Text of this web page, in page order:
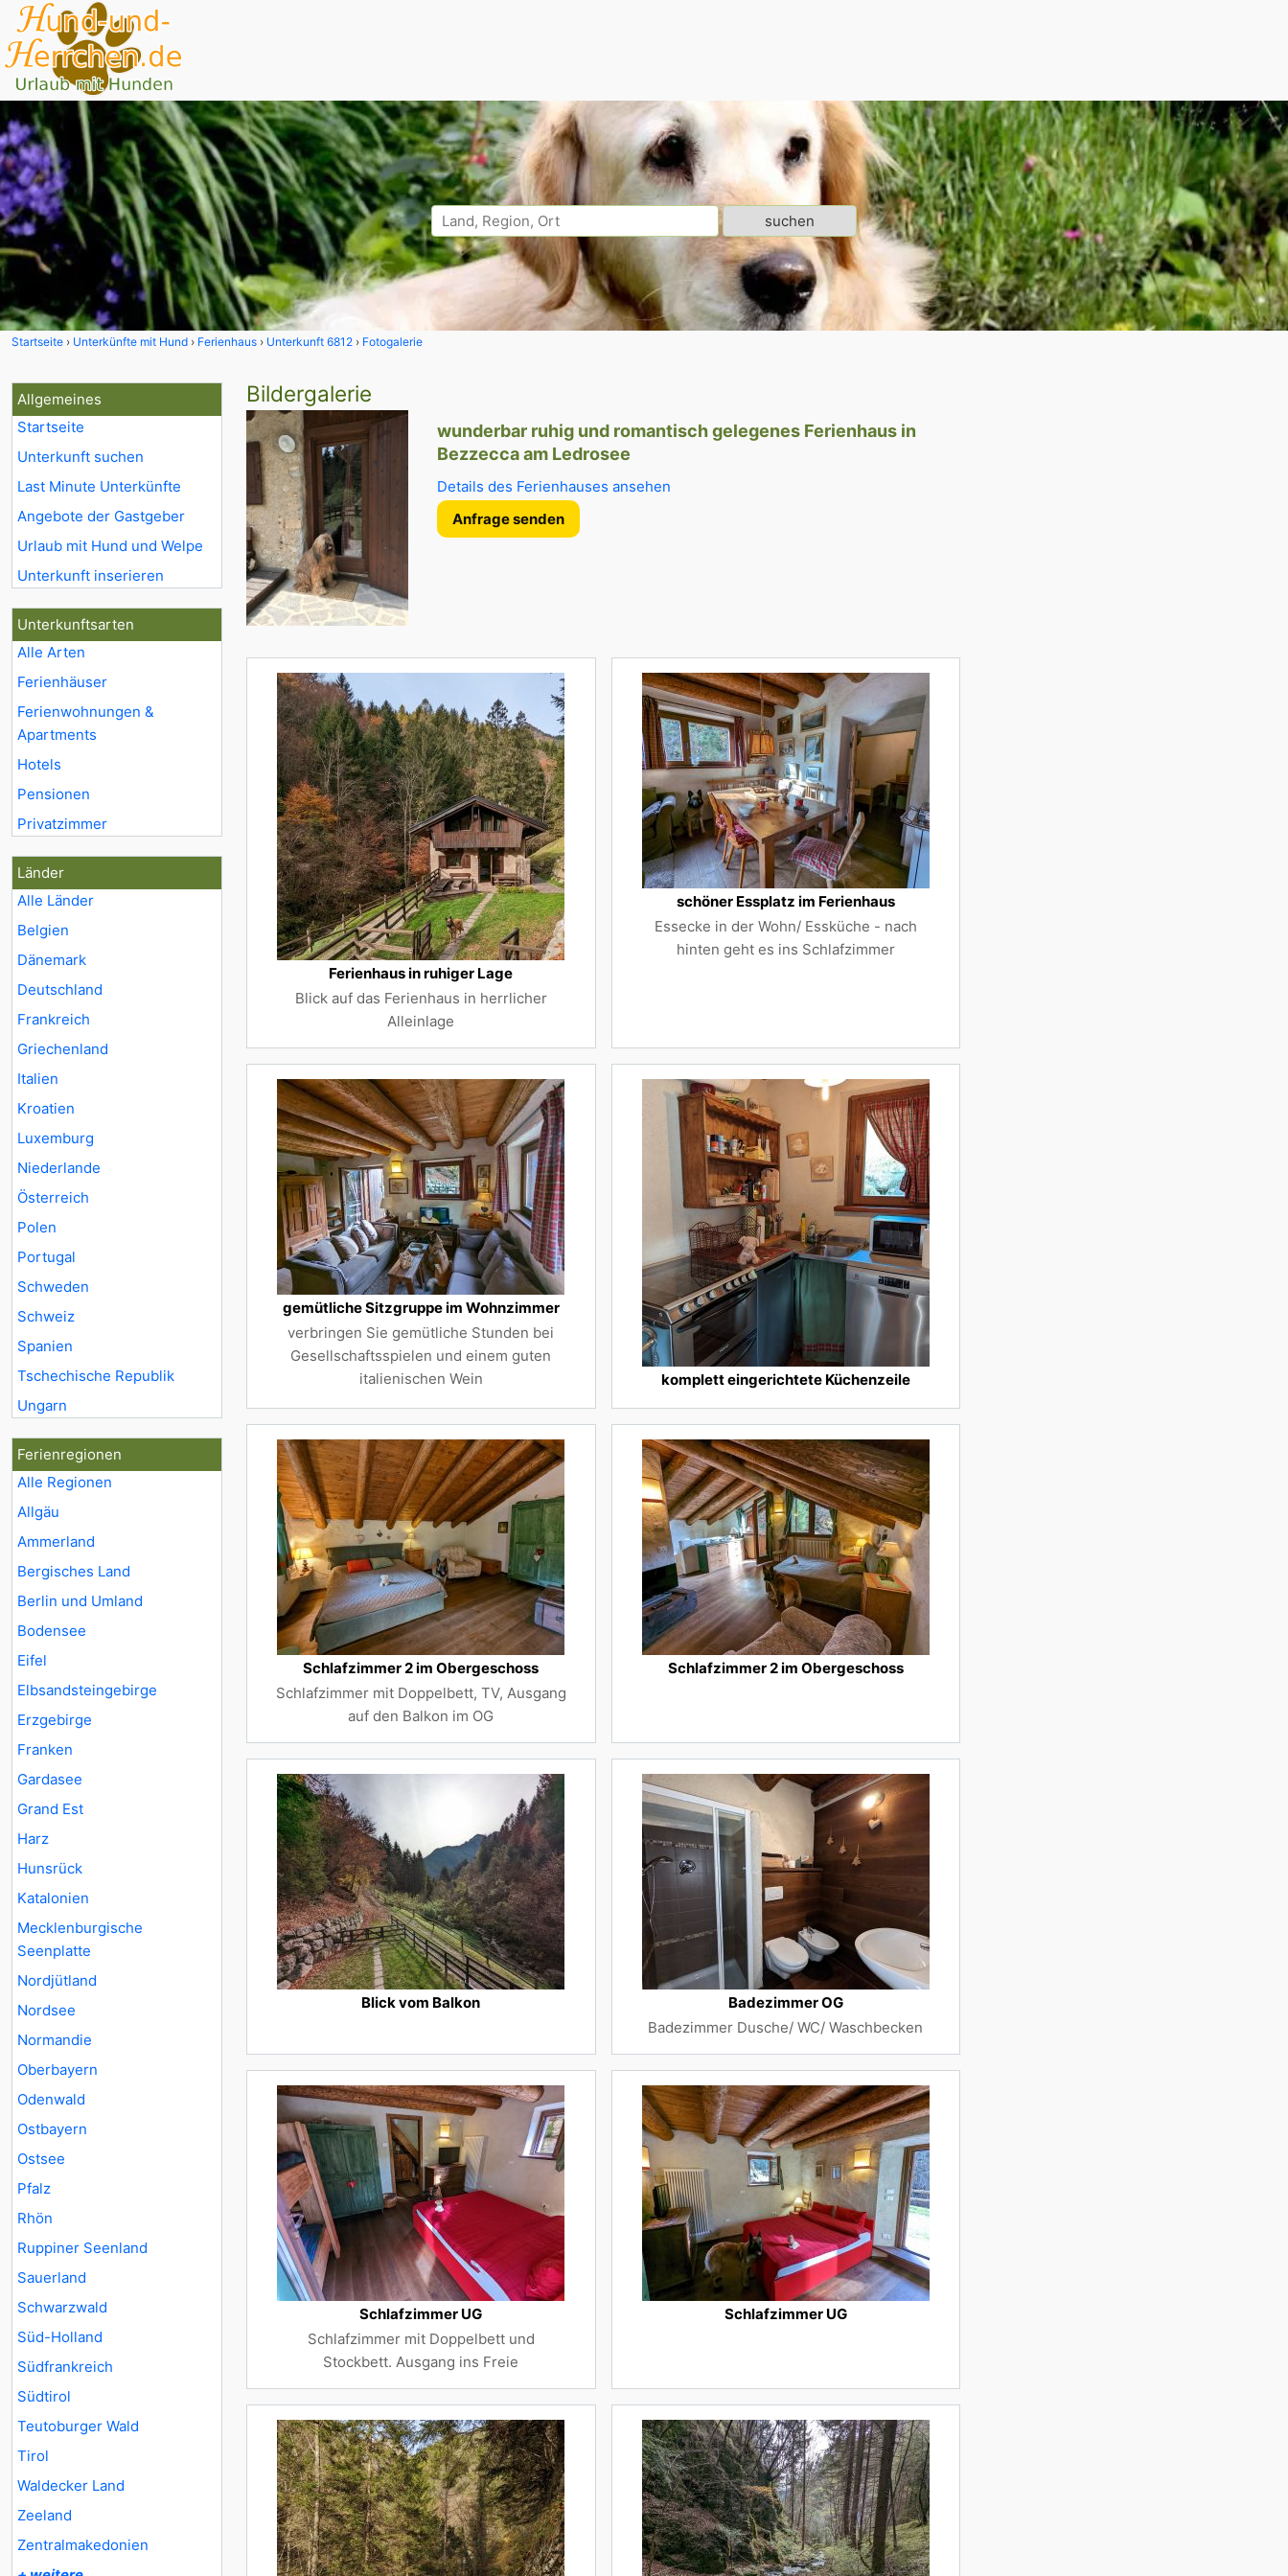
Startseite Unterkünfte mit Hund Ferienhaus Unterkunft 6812 Fotogalerie
Allgemeines
Startseite
Unterkunft suchen
Last Minute Unterkünfte
Angebote der Gastgeber
Urlaub mit Hund und Welpe
Unterkunft inserieren
Unterkunftsarten
Alle Arten
Ferienhäuser
Ferienwohnungen &
Apartments
Hotels
Pensionen
Privatzimmer
Länder
Alle Länder
Belgien
Dänemark
Deutschland
Frankreich
Griechenland
Italien
Kroatien
Luxemburg
Niederlande
Österreich
Polen
Portugal
Schweden
Schweiz
Spanien
Tschechische Republik
Ungarn
Ferienregionen
Alle Regionen
Allgäu
Ammerland
Bergisches Land
Berlin und Umland
Bodensee
Eifel
Elbsandsteingebirge
Erzgebirge
Franken
Gardasee
Grand Est
Harz
Hunsrück
Katalonien
Mecklenburgische
Seenplatte
Nordjütland
Nordsee
Normandie
Oberbayern
Odenwald
Ostbayern
Ostsee
Pfalz
Rhön
Ruppiner Seenland
Sauerland
Schwarzwald
Süd-Holland
Südfrankreich
Südtirol
Teutoburger Wald
Tirol
Waldecker Land
Zeeland
Zentralmakedonien
Bildergalerie
wunderbar ruhig und romantisch gelegenes Ferienhaus in
Bezzecca am Ledrosee
Details des Ferienhauses ansehen
Anfrage senden
Ferienhaus in ruhiger Lage
Blick auf das Ferienhaus in herrlicher
Alleinlage
schöner Essplatz im Ferienhaus
Essecke in der Wohn/ Essküche - nach
hinten geht es ins Schlafzimmer
gemütliche Sitzgruppe im Wohnzimmer
verbringen Sie gemütliche Stunden bei
Gesellschaftsspielen und einem guten
italienischen Wein
komplett eingerichtete Küchenzeile
Schlafzimmer 2 im Obergeschoss
Schlafzimmer mit Doppelbett, TV, Ausgang
auf den Balkon im OG
Schlafzimmer 2 im Obergeschoss
Blick vom Balkon
Badezimmer OG
Badezimmer Dusche/ WC/ Waschbecken
Schlafzimmer UG
Schlafzimmer mit Doppelbett und
Stockbett. Ausgang ins Freie
Schlafzimmer UG